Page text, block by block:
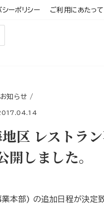
シーポリシー ご利用にあたって
お知らせ /
区 レストラ
しました。
本部) の追加日程が決定致